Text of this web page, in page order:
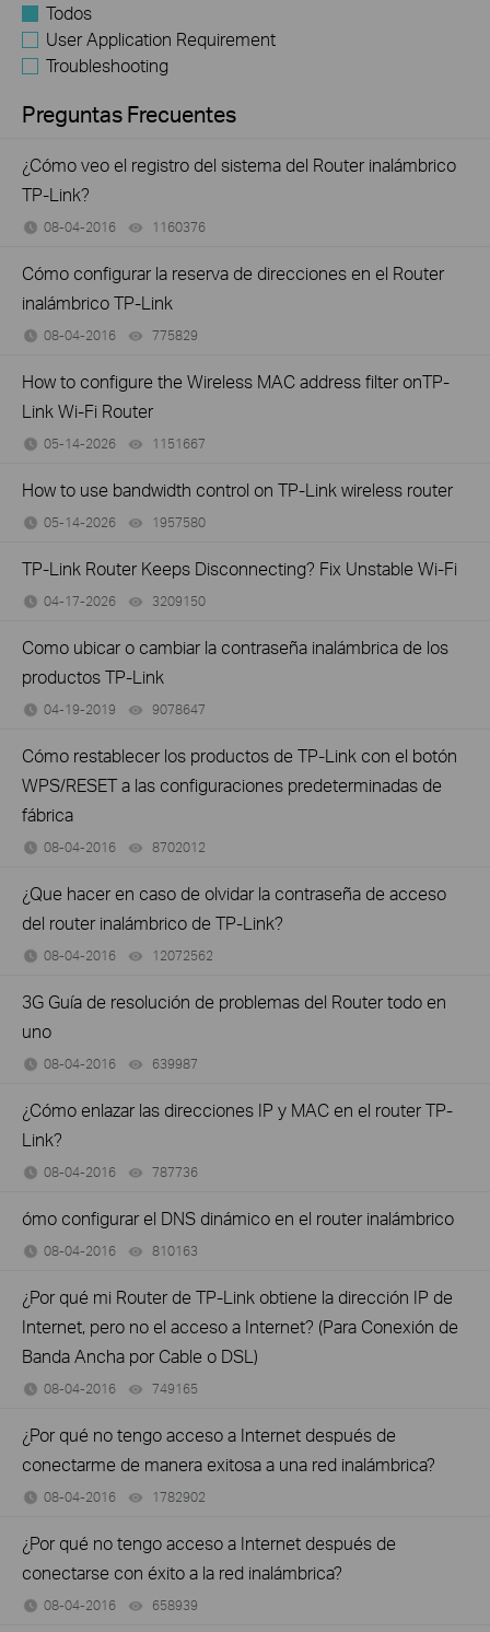
Todos
User Application Requirement
Troubleshooting
Preguntas Frecuentes
¿Cómo veo el registro del sistema del Router inalámbrico
TP-Link?
08-04-2016 1160376
Cómo configurar la reserva de direcciones en el Router
inalámbrico TP-Link
08-04-2016 775829
How to configure the Wireless MAC address filter onTP-
Link Wi-Fi Router
05-14-2026 1151667
How to use bandwidth control on TP-Link wireless router
05-14-2026 1957580
TP-Link Router Keeps Disconnecting? Fix Unstable Wi-Fi
04-17-2026 3209150
Como ubicar o cambiar la contraseña inalámbrica de los
productos TP-Link
04-19-2019 9078647
Cómo restablecer los productos de TP-Link con el botón
WPS/RESET a las configuraciones predeterminadas de
fábrica
08-04-2016 8702012
¿Que hacer en caso de olvidar la contraseña de acceso
del router inalámbrico de TP-Link?
08-04-2016 12072562
3G Guía de resolución de problemas del Router todo en
uno
08-04-2016 639987
¿Cómo enlazar las direcciones IP y MAC en el router TP-
Link?
08-04-2016 787736
ómo configurar el DNS dinámico en el router inalámbrico
08-04-2016 810163
¿Por qué mi Router de TP-Link obtiene la dirección IP de
Internet, pero no el acceso a Internet? (Para Conexión de
Banda Ancha por Cable o DSL)
08-04-2016 749165
¿Por qué no tengo acceso a Internet después de
conectarme de manera exitosa a una red inalámbrica?
08-04-2016 1782902
¿Por qué no tengo acceso a Internet después de
conectarse con éxito a la red inalámbrica?
08-04-2016 658939